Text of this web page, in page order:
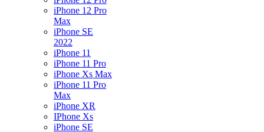
iPhone 12 Pro
Max
iPhone SE
2022
iPhone 11
iPhone 11 Pro
iPhone Xs Max
iPhone 11 Pro
Max
iPhone XR
IPhone Xs
iPhone SE